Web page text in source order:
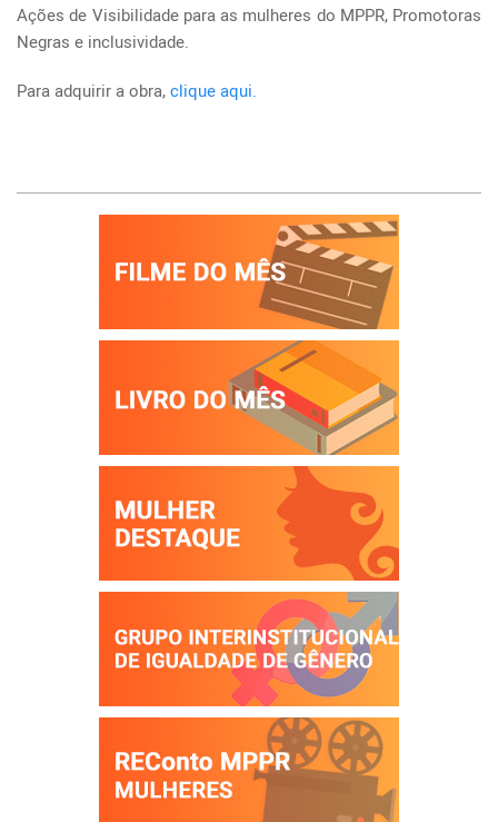
Ações de Visibilidade para as mulheres do MPPR, Promotoras
Negras e inclusividade.
Para adquirir a obra, clique aqui.